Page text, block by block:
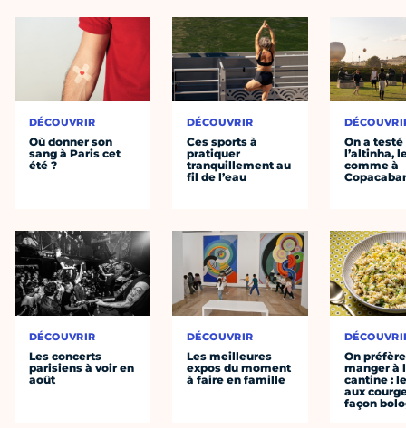
DÉCOUVRIR
Où donner son
sang à Paris cet
été ?
DÉCOUVRIR
Les concerts
parisiens à voir en
août
DÉCOUVRIR
Ces sports à
pratiquer
tranquillement au
fil de l’eau
DÉCOUVRIR
Les meilleures
expos du moment
à faire en famille
On a testé
l’altinha,
comme à
On préfère
manger à
cantine :
aux
façon